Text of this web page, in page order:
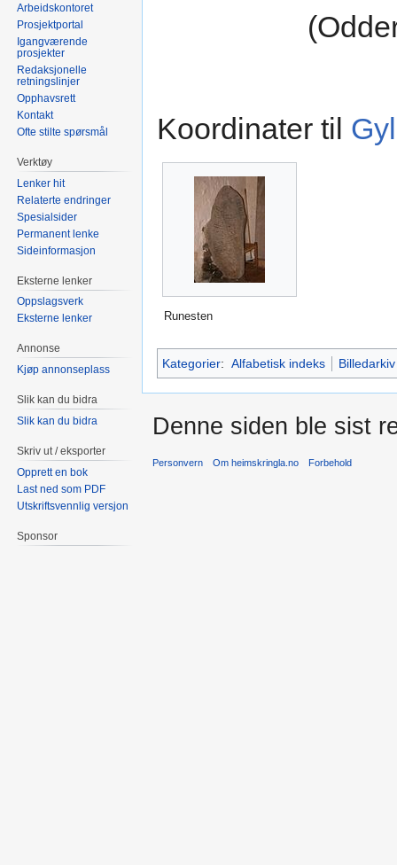
Koordinater til
Runesten
Kategorier: Alfabetisk indeks Billedarkiv
Arbeidskontoret
Prosjektportal
Igangværende
prosjekter
Redaksjonelle
retningslinjer
Opphavsrett
Kontakt
Ofte stilte spørsmål
Verktøy
Lenker hit
Relaterte endringer
Spesialsider
Permanent lenke
Sideinformasjon
Eksterne lenker
Oppslagsverk
Eksterne lenker
Annonse
Kjøp annonseplass
Slik kan du bidra
Slik kan du bidra
Skriv ut / eksporter
Opprett en bok
Last ned som PDF
Utskriftsvennlig versjon
Sponsor
Denne siden ble sist
Personvern Om heimskringla.no Forbehold